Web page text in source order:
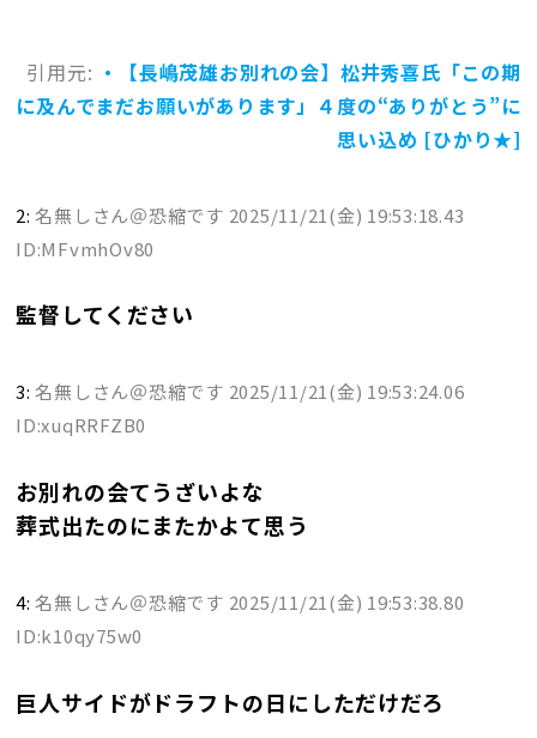
引用元: ・【長嶋茂雄お別れの会】松井秀喜氏「この期
に及んでまだお願いがあります」４度の“ありがとう”に
思い込め [ひかり★]
2:名無しさん＠恐縮です 2025/11/21(金) 19:53:18.43
ID:MFvmhOv80
監督してください
3:名無しさん＠恐縮です 2025/11/21(金) 19:53:24.06
ID:xuqRRFZB0
お別れの会てうざいよな
葬式出たのにまたかよて思う
4:名無しさん＠恐縮です 2025/11/21(金) 19:53:38.80
ID:k10qy75w0
巨人サイドがドラフトの日にしただけだろ